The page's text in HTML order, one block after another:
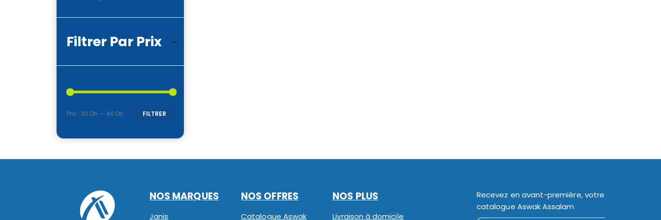
Filtrer Par Prix
FILTRER
Prix : 30 Dh — 40 Dh
NOS MARQUES
Janis
NOS OFFRES
Catalogue Aswak
NOS PLUS
Livraison à domicile
Recevez en avant-première, votre
catalogue Aswak Assalam